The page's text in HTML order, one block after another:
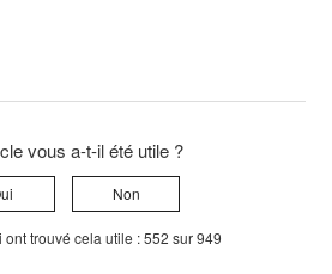
vous a-t-il été utile ?
Non
ont trouvé cela utile : 552 sur 949